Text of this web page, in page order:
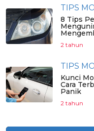
TIPS
8 Tips
2 tahun
TIPS
Kunci
Cara
Panik
2 tahun